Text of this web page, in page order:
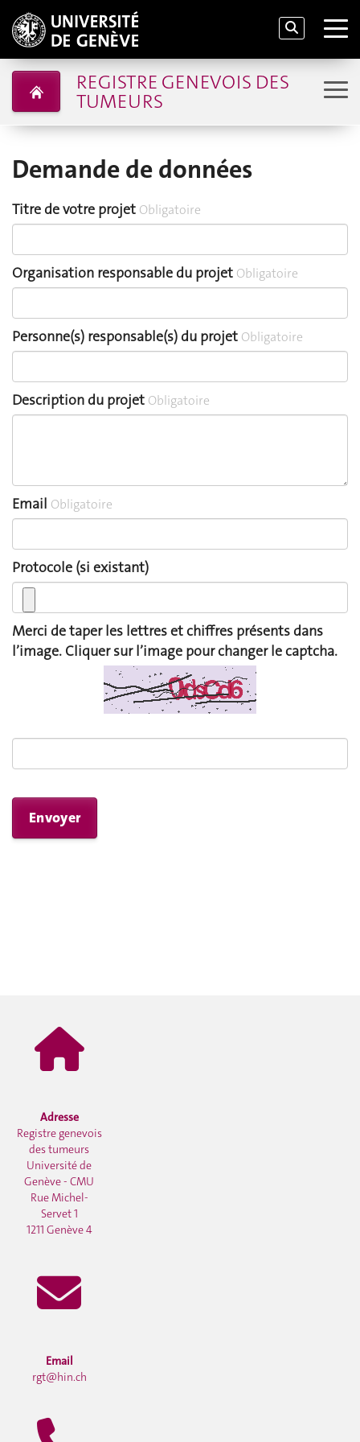
REGISTRE GENEVOIS DES
TUMEURS
Demande de données
Titre de votre projet Obligatoire
Organisation responsable du projet Obligatoire
Personne(s) responsable(s) du projet Obligatoire
Description du projet Obligatoire
Email Obligatoire
Protocole (si existant)
Merci de taper les lettres et chiffres présents dans
l’image. Cliquer sur l’image pour changer le captcha.
Adresse
Registre genevois
des tumeurs
Université de
Genève - CMU
Rue Michel-
Servet 1
1211 Genève 4
Email
rgt@hin.ch